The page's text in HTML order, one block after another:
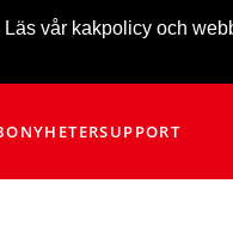
vår kakpolicy och
NYHETERSUPPORT